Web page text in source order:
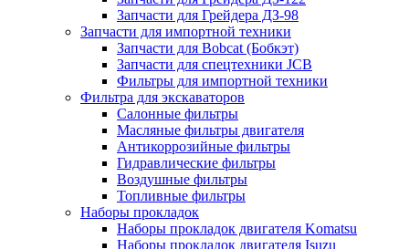
Запчасти для Грейдера ДЗ-98
Запчасти для импортной техники
Запчасти для Bobcat (Бобкэт)
Запчасти для спецтехники JCB
Фильтры для импортной техники
Фильтра для экскаваторов
Салонные фильтры
Масляные фильтры двигателя
Антикоррозийные фильтры
Гидравлические фильтры
Воздушные фильтры
Топливные фильтры
Наборы прокладок
Наборы прокладок двигателя Komatsu
Наборы прокладок двигателя Isuzu